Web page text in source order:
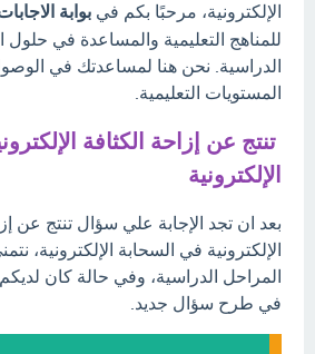
الإلكترونية، مرحبًا بكم في بوابة
للمناهج التعليمية والمساعدة في حلول
الدراسية. نحن هنا لمساعدتك في
المستويات التعليمية.
تنتج عن إزاحة الكثافة
الإلكترونية
بعد ان تجد الإجابة علي سؤال تنتج عن
الإلكترونية في السحابة الإلكترونية،
المراحل الدراسية، وفي حالة كان
في طرح سؤال جديد.